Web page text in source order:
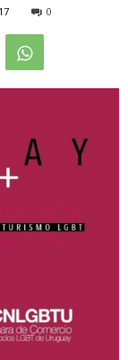
0